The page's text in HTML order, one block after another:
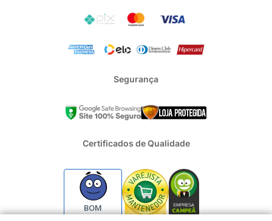
Segurança
Certificados de Qualidade
BOM